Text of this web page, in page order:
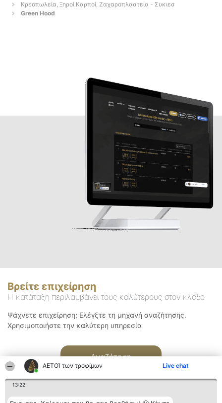
ΑΕΤΟΊ των τροφίμων Live chat
13:22
Κρεοπωλεία, Ξηροί Καρποί, Ζαχαροπλαστεία - Συκιεσ
Green Hood
Βρείτε επιχείρηση
Η κατάταξη περιλαμβάνει τους καλύτερους στον κλάδο
Ψάχνετε επιχείρηση; Ελέγξτε τη μηχανή αναζήτησης.
Χρησιμοποιήστε την καλύτερη υπηρεσία
Αναζήτηση